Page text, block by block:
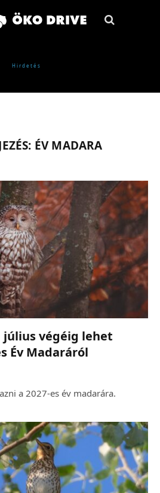
ÉV MADARA
július végéig lehet
Év Madaráról
a 2027-es év madarára.